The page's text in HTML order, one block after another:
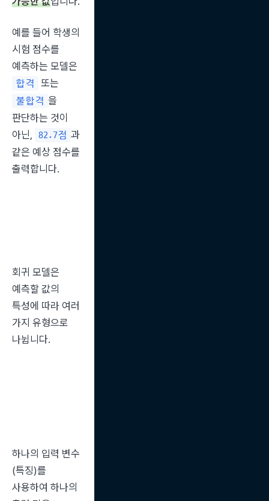
예를 들어 학생의
시험 점수를
합격
불합격 을
판단하는 것이
아닌,
82.7점 과
같은 예상 점수를
출력합니다.
회귀 모델은
예측할 값의
특성에 따라 여러
가지 유형으로
나뉩니다.
하나의 입력 변수
(특징)를
사용하여 하나의